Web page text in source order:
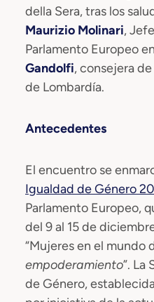
della Sera, tras los
Maurizio Molinari,
Parlamento Europeo
Gandolfi, consejera
de Lombardía.
Antecedentes
El encuentro se
Igualdad de Género
Parlamento Europeo,
del 9 al 15 de
“Mujeres en el mundo
empoderamiento”. La
de Género,